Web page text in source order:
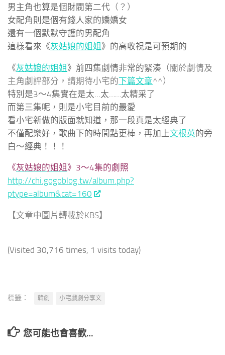
男主角也算是個財閥第二代 （？）
女配角則是個有錢人家的嬌嬌女
還有一個默默守護的男配角
這樣看來《灰姑娘的姐姐 》的高收視是可預期的
《灰姑娘的姐姐 》前四集劇情非常的緊湊 （關於劇情及
主角劇評部分，請期待小宅的下篇文章^^）
特別是3～4集實在是太…太……太精采了
而第三集呢，則是小宅目前的最愛
看小宅新做的版面就知道，那一段真是太經典了
不僅配樂好，歌曲下的時間點更棒，再加上文根英的旁
白～經典！！！
《灰姑娘的姐姐 》3～4集的劇照
http://chi.gogoblog.tw/album.php?
ptype=album&cat=160
【文章中圖片轉載於KBS】
(Visited 30,716 times, 1 visits today)
標籤： 韓劇 小宅戲劇分享文
您可能也會喜歡…